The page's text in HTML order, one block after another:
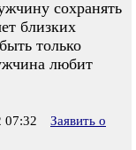
сохранять
близких
только
любит
07:32
Заявить о